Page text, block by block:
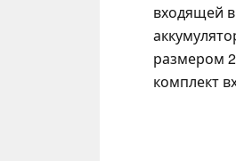
входящей
размером
комплект